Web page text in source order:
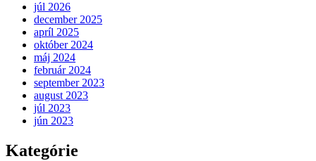
júl 2026
december 2025
apríl 2025
október 2024
máj 2024
február 2024
september 2023
august 2023
júl 2023
jún 2023
Kategórie